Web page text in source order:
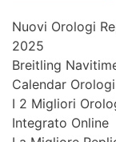
Nuovi Orologi
2025
Breitling
Calendar
I 2 Migliori
Integrato Online